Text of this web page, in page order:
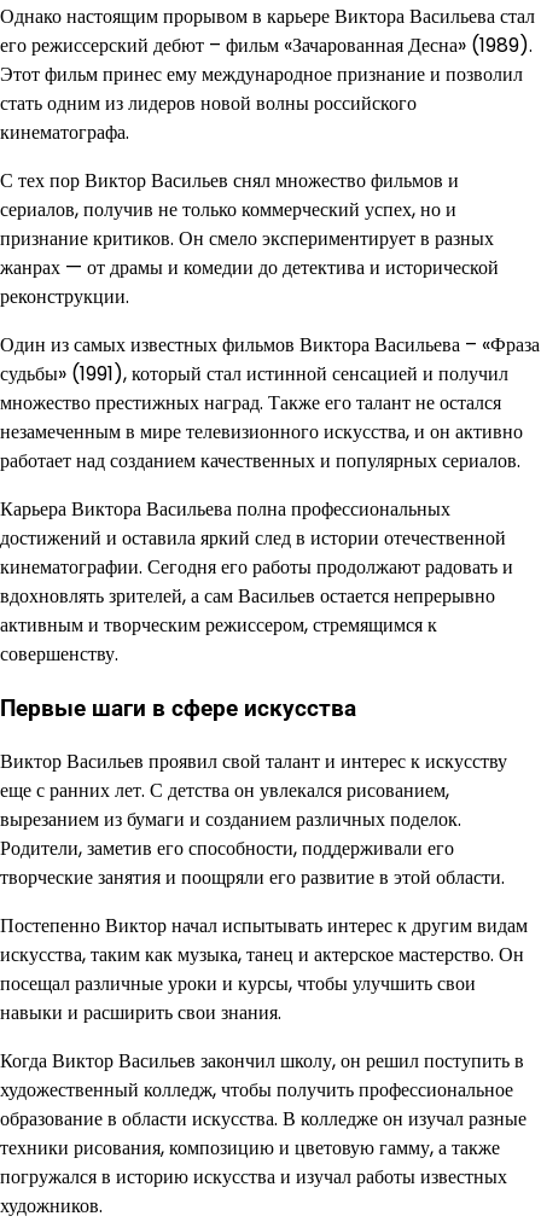
Однако настоящим прорывом в карьере Виктора Васильева стал
его режиссерский дебют – фильм «Зачарованная Десна» (1989).
Этот фильм принес ему международное признание и позволил
стать одним из лидеров новой волны российского
кинематографа.
С тех пор Виктор Васильев снял множество фильмов и
сериалов, получив не только коммерческий успех, но и
признание критиков. Он смело экспериментирует в разных
жанрах — от драмы и комедии до детектива и исторической
реконструкции.
Один из самых известных фильмов Виктора Васильева – «Фраза
судьбы» (1991), который стал истинной сенсацией и получил
множество престижных наград. Также его талант не остался
незамеченным в мире телевизионного искусства, и он активно
работает над созданием качественных и популярных сериалов.
Карьера Виктора Васильева полна профессиональных
достижений и оставила яркий след в истории отечественной
кинематографии. Сегодня его работы продолжают радовать и
вдохновлять зрителей, а сам Васильев остается непрерывно
активным и творческим режиссером, стремящимся к
совершенству.
Первые шаги в сфере искусства
Виктор Васильев проявил свой талант и интерес к искусству
еще с ранних лет. С детства он увлекался рисованием,
вырезанием из бумаги и созданием различных поделок.
Родители, заметив его способности, поддерживали его
творческие занятия и поощряли его развитие в этой области.
Постепенно Виктор начал испытывать интерес к другим видам
искусства, таким как музыка, танец и актерское мастерство. Он
посещал различные уроки и курсы, чтобы улучшить свои
навыки и расширить свои знания.
Когда Виктор Васильев закончил школу, он решил поступить в
художественный колледж, чтобы получить профессиональное
образование в области искусства. В колледже он изучал разные
техники рисования, композицию и цветовую гамму, а также
погружался в историю искусства и изучал работы известных
художников.